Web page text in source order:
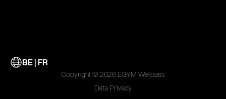
BE | FR
Copyright © 2026 EGYM Wellpass
Data Privacy